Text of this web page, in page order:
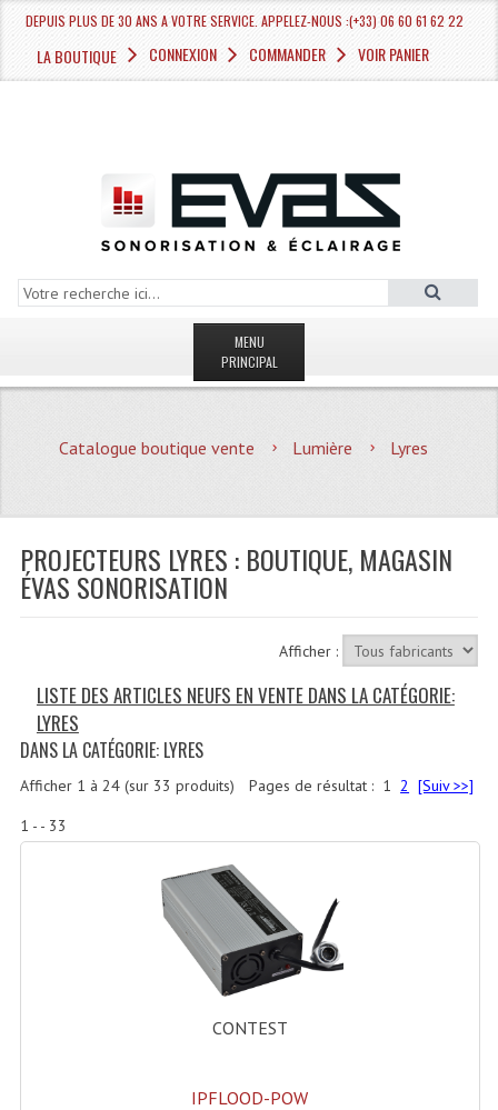
DEPUIS PLUS DE 30 ANS A VOTRE SERVICE. APPELEZ-NOUS :(+33) 06 60 61 62 22
LA BOUTIQUE CONNEXION COMMANDER VOIR PANIER
MENU
PRINCIPAL
MAGASIN
Plan Acces, Horaires.
CATÉGORIES
Sonorisation
Accessoires Pieds Cellules Diamants
Cellule (s)
Catalogue boutique vente Lumière Lyres
PROJECTEURS LYRES : BOUTIQUE, MAGASIN
ÉVAS SONORISATION
Afficher :
LISTE DES ARTICLES NEUFS EN VENTE DANS LA CATÉGORIE:
LYRES
DANS LA CATÉGORIE: LYRES
Pages de résultat : 1 2 [Suiv >>]
Afficher 1 à 24(sur 33 produits)
1 - - 33
CONTEST
IPFLOOD-POW